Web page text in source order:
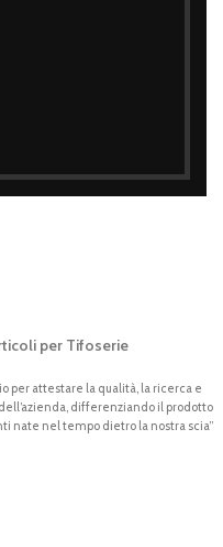
per Tifoserie
per attestare la qualità, la ricerca e
differenziando il prodotto
nate nel tempo dietro la nostra scia”